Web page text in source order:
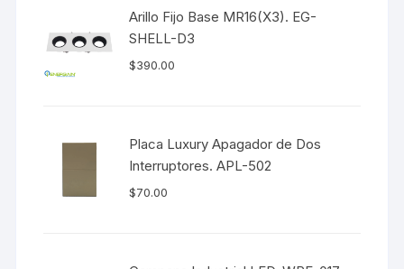
Arillo Fijo Base MR16(X3). EG-
SHELL-D3
$390.00
Placa Luxury Apagador de Dos
Interruptores. APL-502
$70.00